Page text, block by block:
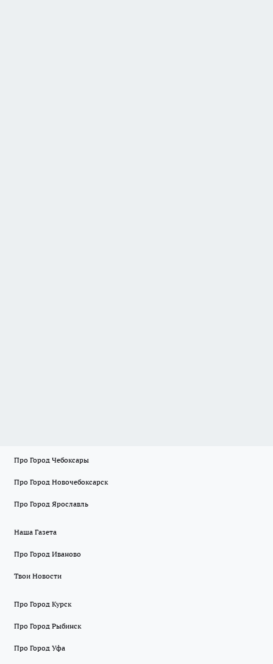
Про Город Чебоксары
Про Город Новочебоксарск
Про Город Ярославль
Наша Газета
Про Город Иваново
Твои Новости
Про Город Курск
Про Город Рыбинск
Про Город Уфа